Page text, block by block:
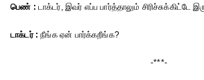
பெண் : டாக்டர், இவர் எப்ப பார்த்தாலும் சிரிச்சுக்கிட்டே
டாக்டர் : நீங்க ஏன் பார்க்கறீங்க?
-***-